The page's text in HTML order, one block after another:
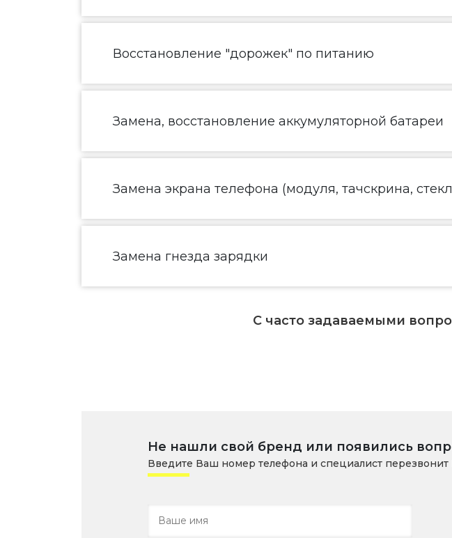
Восстановление "дорожек" по питанию
Замена, восстановление аккумуляторной батареи
Замена экрана телефона (модуля, тачскрина,
Замена гнезда зарядки
С часто задаваемыми
Не нашли свой бренд или появились
Введите Ваш номер телефона и специалист перезвонит